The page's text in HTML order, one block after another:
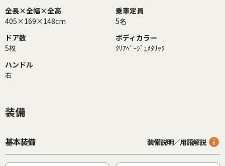
全長×全幅×全高
405×169×148cm
乗車定員
5名
ドア数
5枚
ボディカラー
ｸﾘｱﾍﾞｰｼﾞｭﾒﾀﾘｯｸ
ハンドル
右
装備
基本装備 装備説明／用語解説